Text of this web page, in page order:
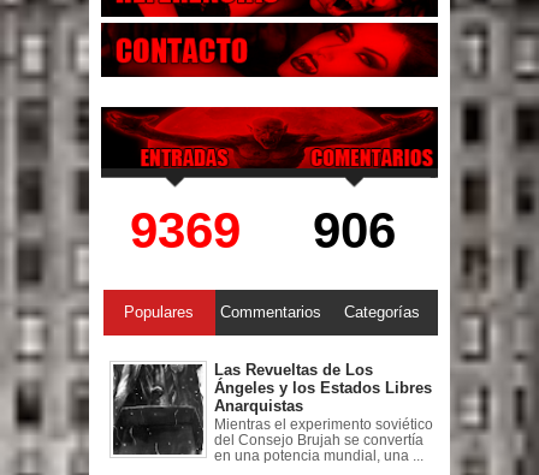
9369 906
Populares Commentarios Categorías
Las Revueltas de Los
Ángeles y los Estados Libres
Anarquistas
Mientras el experimento soviético
del Consejo Brujah se convertía
en una potencia mundial, una ...